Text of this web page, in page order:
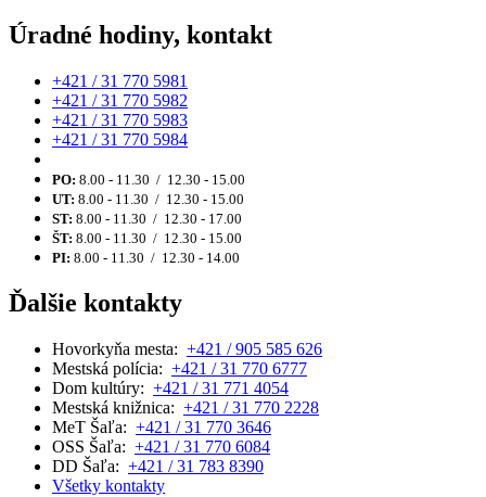
Úradné hodiny, kontakt
+421 / 31 770 5981
+421 / 31 770 5982
+421 / 31 770 5983
+421 / 31 770 5984
PO: 8.00 - 11.30 / 12.30 - 15.00
UT: 8.00 - 11.30 / 12.30 - 15.00
ST: 8.00 - 11.30 / 12.30 - 17.00
ŠT: 8.00 - 11.30 / 12.30 - 15.00
PI: 8.00 - 11.30 / 12.30 - 14.00
Ďalšie kontakty
Hovorkyňa mesta: +421 / 905 585 626
Mestská polícia: +421 / 31 770 6777
Dom kultúry: +421 / 31 771 4054
Mestská knižnica: +421 / 31 770 2228
MeT Šaľa: +421 / 31 770 3646
OSS Šaľa: +421 / 31 770 6084
DD Šaľa: +421 / 31 783 8390
Všetky kontakty